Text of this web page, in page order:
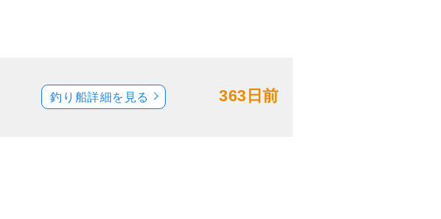
363日前
釣り船詳細を見る